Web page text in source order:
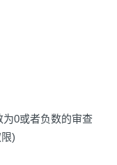
0或者负数的审查
)